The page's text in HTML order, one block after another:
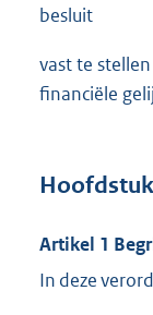
besluit
vast te
financiële
Artikel 1
In deze